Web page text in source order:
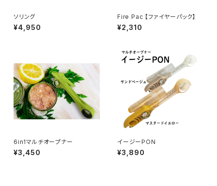
ソリング
¥4,950
Fire Pac 【ファイヤーパック】
¥2,310
6in1マルチオープナー
¥3,450
イージーPON
¥3,890